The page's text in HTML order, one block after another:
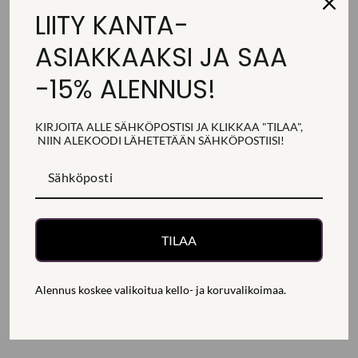
yhdistelmä tyylikkyyttä ja rohkeutta – täydellinen valinta
naiselle, joka haluaa kantaa asusteissaan ripauksen luksusta ja
yksilöllistä väriä.
Tilaa nyt nopealla toimituksella tai tutustu muihin
Tommy Hilfiger -rannekelloihin.
TARKEMMAT TUOTETIEDOT
TOIMITUS, PALAUTUS JA MAKSAMINEN
Jaa
Jaa
Facebookissa
Jaa
Jaa
Twitterissä
Jaa
Pinterestissä
LIITY KANTA-
ASIAKKAAKSI JA SAA
-15% ALENNUS!
KIRJOITA ALLE SÄHKÖPOSTISI JA KLIKKAA "TILAA",
NIIN ALEKOODI LÄHETETÄÄN SÄHKÖPOSTIISI!
TILAA
Alennus koskee valikoitua kello- ja koruvalikoimaa.